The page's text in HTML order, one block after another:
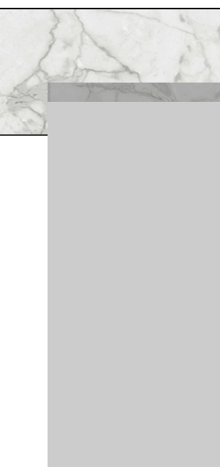
Jump to navigation